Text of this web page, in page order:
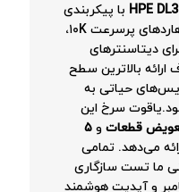
HPE با پیکربندی
ویژه شامل ۶۴ گیگابایت رم و هاردهای پرسرعت ۱۰K،
دیتاسنترهای
بالاترین سطح
حیاتی به
سرخ این
قطعات و ۵
می‌دهد. تمامی
ما تست سازگاری
و آپدیت هوشمند